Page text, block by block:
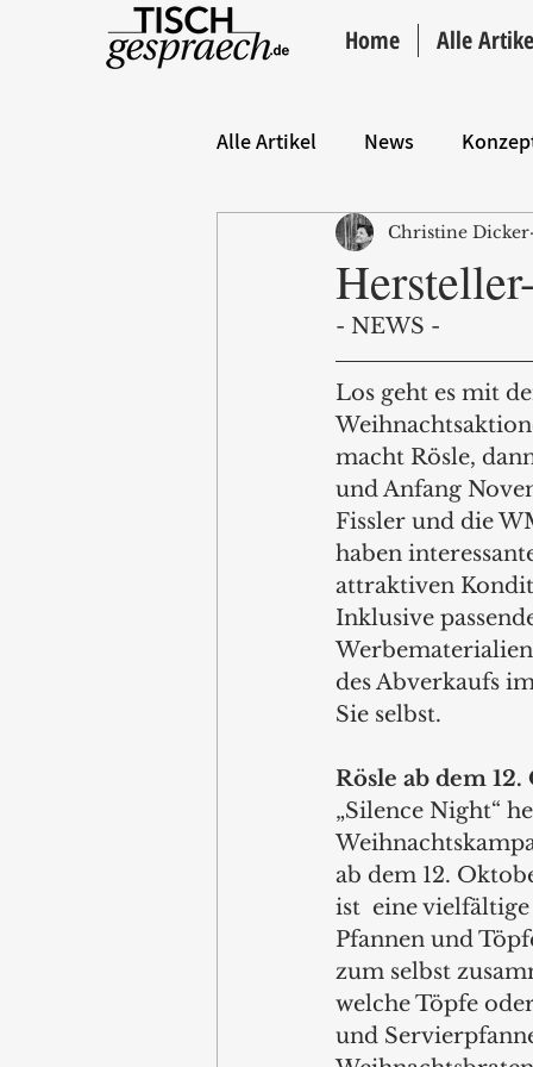
Home Alle
Alle Artikel News
Hintergrund ANZEIGE
Christine Dicker
- NEWS -
Los geht es mit
macht Rösle,
und Anfang
Fissler und die
haben
attraktiven
Inklusive
des Abverkaufs
Sie selbst.
Rösle ab dem
„Silence Night“
ab dem 12.
ist  eine
Pfannen und
zum selbst
welche Töpfe
und